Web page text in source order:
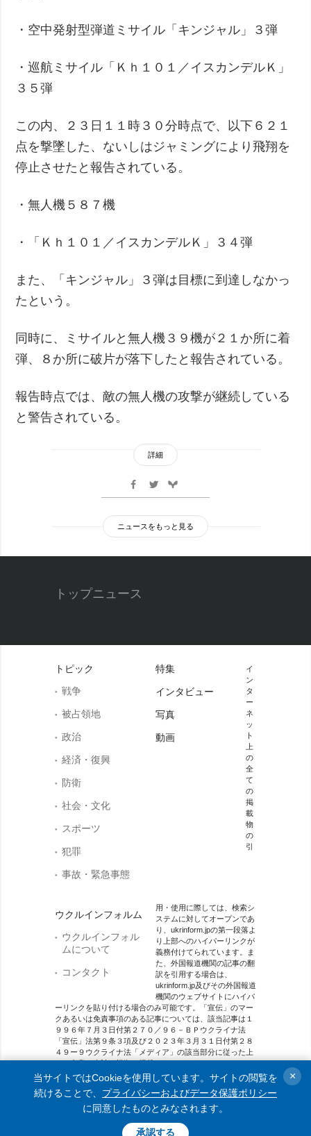
・空中発射型弾道ミサイル「キンジャル」３弾
・巡航ミサイル「Ｋｈ１０１／イスカンデルＫ」
３５弾
この内、２３日１１時３０分時点で、以下６２１
点を撃墜した、ないしはジャミングにより飛翔を
停止させたと報告されている。
・無人機５８７機
・「Ｋｈ１０１／イスカンデルＫ」３４弾
また、「キンジャル」３弾は目標に到達しなかっ
たという。
同時に、ミサイルと無人機３９機が２１か所に着
弾、８か所に破片が落下したと報告されている。
報告時点では、敵の無人機の攻撃が継続している
と警告されている。
詳細
ニュースをもっと見る
トップニュース
トピック
戦争
被占領地
政治
経済・復興
防衛
社会・文化
スポーツ
犯罪
事故・緊急事態
ウクルインフォルム
ウクルインフォル
ムについて
コンタクト
特集
インタビュー
写真
動画
イ
ン
タ
ー
ネ
ッ
ト
上
の
全
て
の
掲
載
物
の
引
用・使用に際しては、検索シ
ステムに対してオープンであ
り、ukrinform.jpの第一段落よ
り上部へのハイパーリンクが
義務付けてられています。ま
た、外国報道機関の記事の翻
訳を引用する場合は、
ukrinform.jp及びその外国報道
機関のウェブサイトにハイパ
ーリンクを貼り付ける場合のみ可能です。「宣伝」のマー
クあるいは免責事項のある記事については、該当記事は１
９９６年７月３日付第２７０／９６－ＢＰウクライナ法
「宣伝」法第９条３項及び２０２３年３月３１日付第２８
４９ー９ウクライナ法「メディア」の該当部分に従った上
で、合意／会計を根拠に掲載されています。
オンラインメディア主体 メディア識別番号：R40-01421.
© 2015-2026 Ukrinform. All rights reserved.
当サイトではCookieを使用しています。サイトの閲覧を
続けることで、 プライバシーおよびデータ保護ポリシー
に同意したものとみなされます。
承認する
×